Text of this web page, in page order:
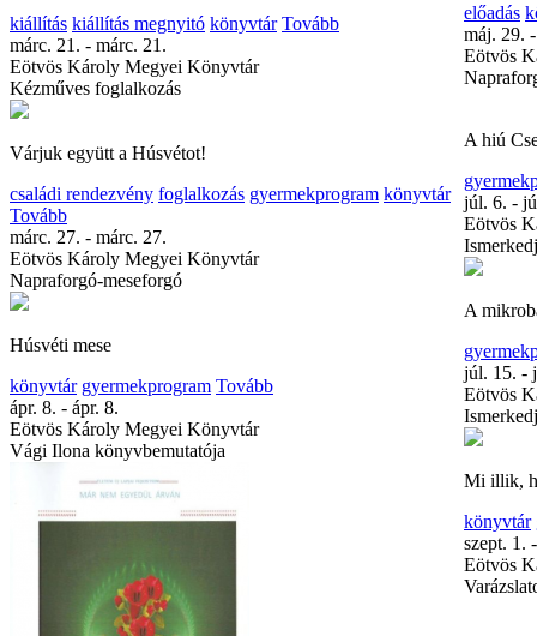
kiállítás kiállítás megnyitó könyvtár Tovább
márc. 21. - márc. 21.
Eötvös Károly Megyei Könyvtár
Kézműves foglalkozás
Várjuk együtt a Húsvétot!
családi rendezvény foglalkozás gyermekprogram könyvtár
Tovább
márc. 27. - márc. 27.
Eötvös Károly Megyei Könyvtár
Napraforgó-meseforgó
Húsvéti mese
könyvtár gyermekprogram Tovább
ápr. 8. - ápr. 8.
Eötvös Károly Megyei Könyvtár
Vági Ilona könyvbemutatója
előadás
máj. 29.
Eötvös
A hiú
júl. 6. -
Eötvös
A
júl. 15. -
Eötvös
Mi illik,
könyvtár
szept. 1.
Eötvös